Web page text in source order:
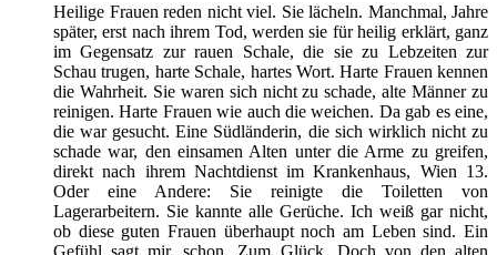
Heilige Frauen reden nicht viel. Sie lächeln. Manchmal, Jahre
später, erst nach ihrem Tod, werden sie für heilig erklärt, ganz
im Gegensatz zur rauen Schale, die sie zu Lebzeiten zur
Schau trugen, harte Schale, hartes Wort. Harte Frauen kennen
die Wahrheit. Sie waren sich nicht zu schade, alte Männer zu
reinigen. Harte Frauen wie auch die weichen. Da gab es eine,
die war gesucht. Eine Südländerin, die sich wirklich nicht zu
schade war, den einsamen Alten unter die Arme zu greifen,
direkt nach ihrem Nachtdienst im Krankenhaus, Wien 13.
Oder eine Andere: Sie reinigte die Toiletten von
Lagerarbeitern. Sie kannte alle Gerüche. Ich weiß gar nicht,
ob diese guten Frauen überhaupt noch am Leben sind. Ein
Gefühl sagt mir, schon. Zum Glück. Doch von den alten